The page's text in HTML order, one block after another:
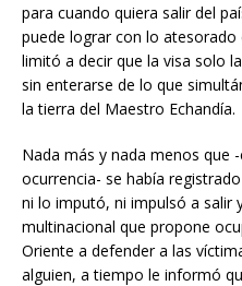
para cuando quiera salir del
puede lograr con lo
limitó a decir que la visa solo
sin enterarse de lo que
la tierra del Maestro Echandía.
Nada más y nada menos que
ocurrencia- se había
ni lo imputó, ni impulsó a salir
multinacional que propone
Oriente a defender a las
alguien, a tiempo le informó